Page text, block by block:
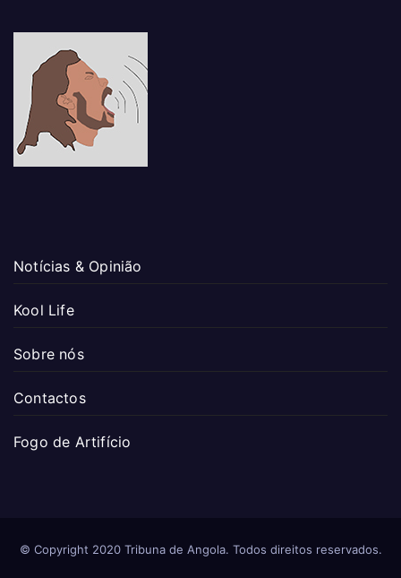
Notícias & Opinião
Kool Life
Sobre nós
Contactos
Fogo de Artifício
© Copyright 2020 Tribuna de Angola. Todos direitos reservados.